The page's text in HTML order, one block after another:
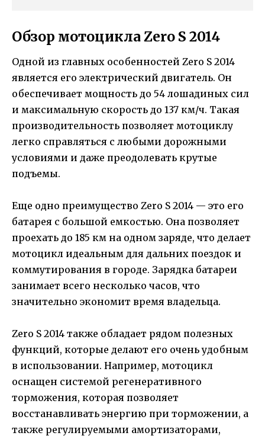
Обзор мотоцикла Zero S 2014
Одной из главных особенностей Zero S 2014
является его электрический двигатель. Он
обеспечивает мощность до 54 лошадиных сил
и максимальную скорость до 137 км/ч. Такая
производительность позволяет мотоциклу
легко справляться с любыми дорожными
условиями и даже преодолевать крутые
подъемы.
Еще одно преимущество Zero S 2014 — это его
батарея с большой емкостью. Она позволяет
проехать до 185 км на одном заряде, что делает
мотоцикл идеальным для дальних поездок и
коммутирования в городе. Зарядка батареи
занимает всего несколько часов, что
значительно экономит время владельца.
Zero S 2014 также обладает рядом полезных
функций, которые делают его очень удобным
в использовании. Например, мотоцикл
оснащен системой регенеративного
торможения, которая позволяет
восстанавливать энергию при торможении, а
также регулируемыми амортизаторами,